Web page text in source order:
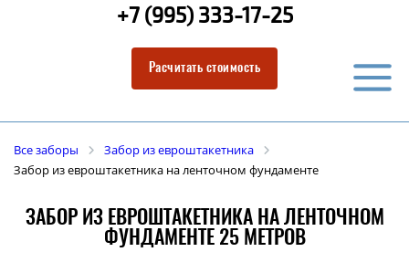
+7 (995) 333-17-25
Расчитать стоимость
Все заборы
Забор из евроштакетника
Забор из евроштакетника на ленточном фундаменте
ЗАБОР ИЗ ЕВРОШТАКЕТНИКА НА ЛЕНТОЧНОМ
ФУНДАМЕНТЕ 25 МЕТРОВ